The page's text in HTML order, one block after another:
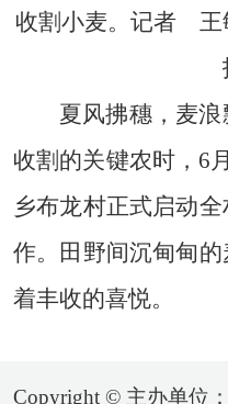
收割小麦。记者
夏风拂穗，麦
收割的关键农时，6
乡布龙村正式启动
作。田野间沉甸甸
着丰收的喜悦。
Copyright © 主办单位